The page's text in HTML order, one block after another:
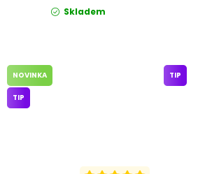
Skladem
NOVINKA
TIP
TIP